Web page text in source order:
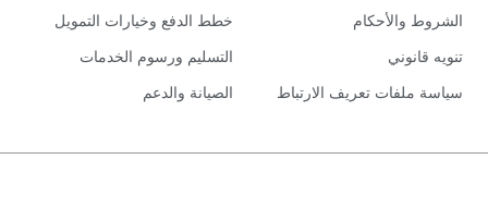
الشروط والأحكام
تنويه قانوني
سياسة ملفات تعريف الارتباط
خطط الدفع وخيارات التمويل
التسليم ورسوم الخدمات
الصيانة والدعم